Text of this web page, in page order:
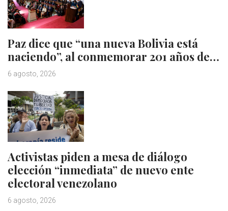
Paz dice que “una nueva Bolivia está
naciendo”, al conmemorar 201 años de…
6 agosto, 2026
Activistas piden a mesa de diálogo
elección “inmediata” de nuevo ente
electoral venezolano
6 agosto, 2026